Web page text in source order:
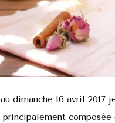
dimanche 16 avril
principalement composée